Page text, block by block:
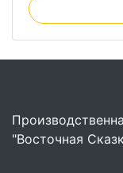
"Восточная